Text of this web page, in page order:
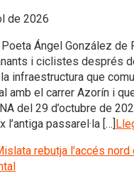
de 2026
Poeta Ángel González de
i ciclistes després
infraestructura que
amb el carrer Azorín i
del 29 d’octubre de
passarel·la […]